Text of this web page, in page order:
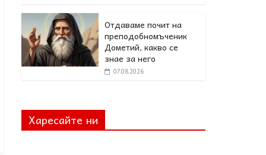
Отдаваме почит на
преподобномъченик
Дометий, какво се
знае за него
07.08.2026
Харесайте ни